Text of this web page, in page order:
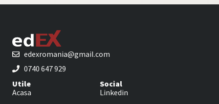
edexromania@gmail.com
0740 647 929
Utile
Acasa
Social
Linkedin